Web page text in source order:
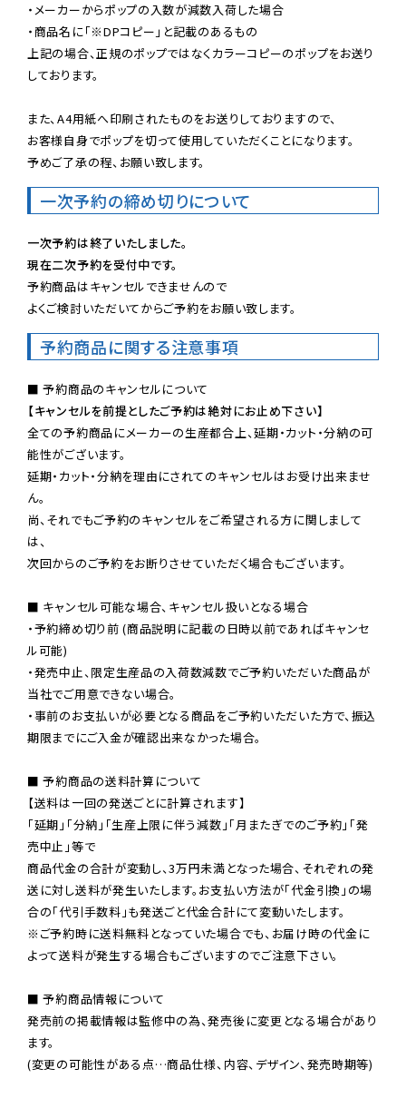
・メーカーからポップの入数が減数入荷した場合
・商品名に「※DPコピー」と記載のあるもの
上記の場合、正規のポップではなくカラーコピーのポップをお送り
しております。
また、A4用紙へ印刷されたものをお送りしておりますので、
お客様自身でポップを切って使用していただくことになります。
予めご了承の程、お願い致します。
一次予約の締め切りについて
一次予約は終了いたしました。
現在二次予約を受付中です。
予約商品はキャンセルできませんので
よくご検討いただいてからご予約をお願い致します。
予約商品に関する注意事項
【キャンセルを前提としたご予約は絶対にお止め下さい】
全ての予約商品にメーカーの生産都合上、延期・カット・分納の可
能性がございます。
延期・カット・分納を理由にされてのキャンセルはお受け出来ませ
ん。
尚、それでもご予約のキャンセルをご希望される方に関しまして
は、
次回からのご予約をお断りさせていただく場合もございます。
■ キャンセル可能な場合、キャンセル扱いとなる場合
・予約締め切り前 (商品説明に記載の日時以前であればキャンセ
ル可能)
・発売中止、限定生産品の入荷数減数でご予約いただいた商品が
当社でご用意できない場合。
・事前のお支払いが必要となる商品をご予約いただいた方で、振込
期限までにご入金が確認出来なかった場合。
■ 予約商品の送料計算について
【送料は一回の発送ごとに計算されます】
「延期」「分納」「生産上限に伴う減数」「月またぎでのご予約」「発
売中止」等で
商品代金の合計が変動し、3万円未満となった場合、それぞれの発
送に対し送料が発生いたします。お支払い方法が「代金引換」の場
※ご予約時に送料無料となっていた場合でも、お届け時の代金に
よって送料が発生する場合もございますのでご注意下さい。
■ 予約商品情報について
発売前の掲載情報は監修中の為、発売後に変更となる場合があり
ます。
(変更の可能性がある点…商品仕様、内容、デザイン、発売時期等)